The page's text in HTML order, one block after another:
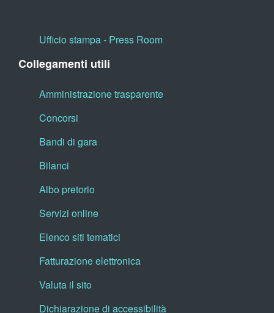
Ufficio stampa - Press Room
Collegamenti utili
Amministrazione trasparente
Concorsi
Bandi di gara
Bilanci
Albo pretorio
Servizi online
Elenco siti tematici
Fatturazione elettronica
Valuta il sito
Dichiarazione di accessibilità